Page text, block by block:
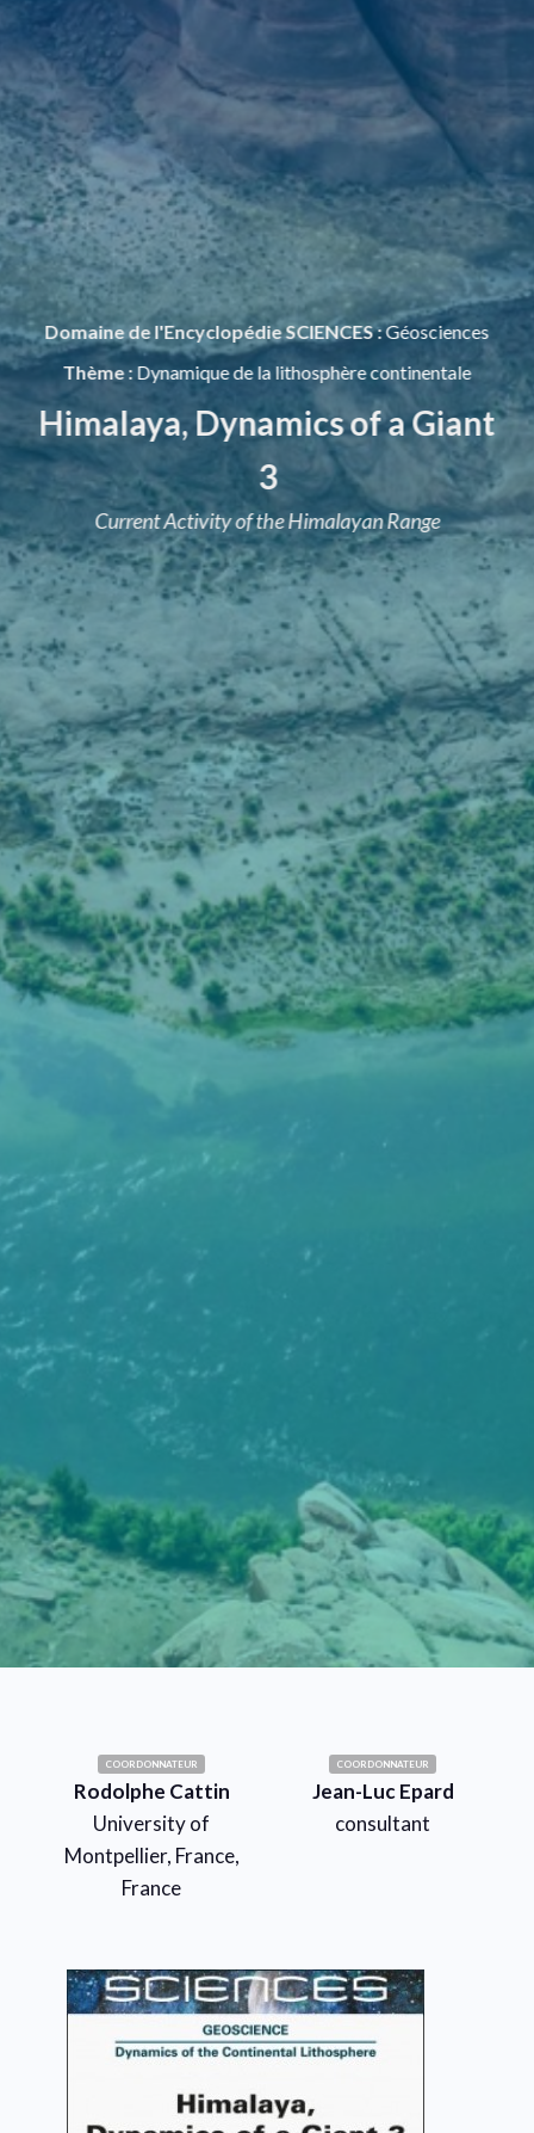
Domaine de l'Encyclopédie SCIENCES :Géosciences
Thème :Dynamique de la lithosphère continentale
Himalaya, Dynamics of a Giant
3
Current Activity of the Himalayan Range
COORDONNATEUR
Rodolphe Cattin
University of
Montpellier, France,
France
COORDONNATEUR
Jean-Luc Epard
consultant